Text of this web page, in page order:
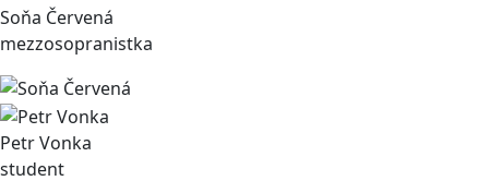
Soňa Červená
mezzosopranistka
Petr Vonka
student